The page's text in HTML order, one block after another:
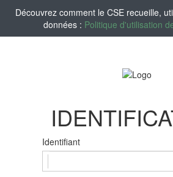
Découvrez comment le CSE recueille,
données : Politique d'utilisation
Identifiant